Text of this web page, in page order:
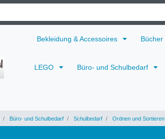
Bekleidung & Accessoires Bücher
LEGO Büro- und Schulbedarf
Büro- und Schulbedarf Schulbedarf Ordnen und Sortieren